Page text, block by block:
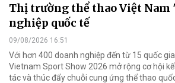
Thị trường thể thao Việt Nam
nghiệp quốc tế
09/08/2026 16:51
Với hơn 400 doanh nghiệp đến từ 15 quốc
Vietnam Sport Show 2026 mở rộng cơ hội
tác và thúc đẩy chuỗi cung ứng thể thao